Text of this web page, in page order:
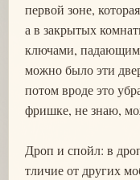
первой зоне,
а в закрытых
ключами,
можно было эти
потом вроде это
фришке, не знаю,
Дроп и спойл: в
тличие от других